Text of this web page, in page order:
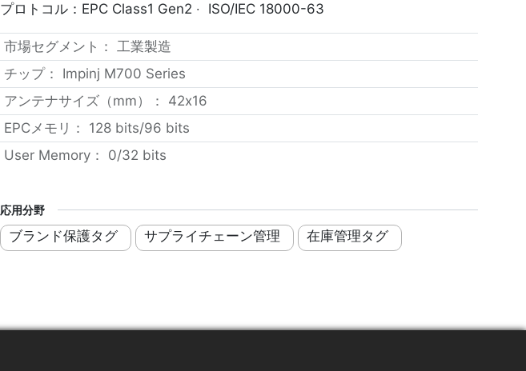
プロトコル：EPC Class1 Gen2 ‧ ISO/IEC 18000-63
応用分野
ブランド保護タグ サプライチェーン管理 在庫管理タグ
市場セグメント ： 工業製造
チップ： Impinj M700 Series
アンテナサイズ（mm）
： 42x16
EPCメモリ ： 128 bits/96 bits
User Memory： 0/32 bits